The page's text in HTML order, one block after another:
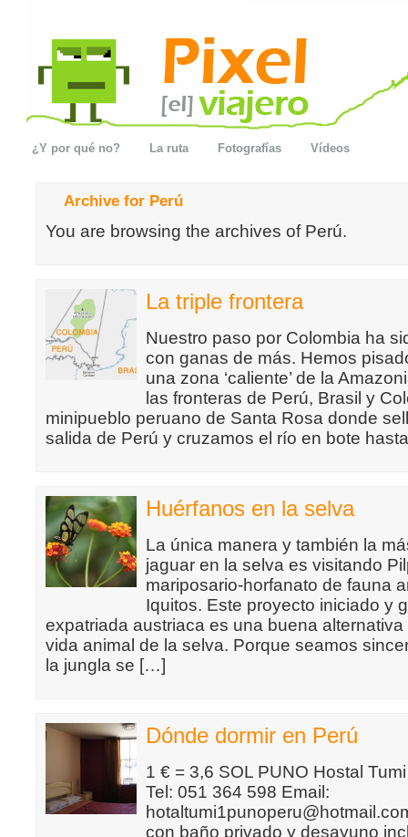
¿Y por qué no? La ruta Fotografías Vídeos
Archive for Perú
You are browsing the archives of Perú.
La triple frontera
Nuestro paso por Colombia ha
con ganas de más. Hemos
una zona ‘caliente’ de la
las fronteras de Perú, Brasil y
minipueblo peruano de Santa Rosa donde
salida de Perú y cruzamos el río en bote
Huérfanos en la selva
La única manera y también la
jaguar en la selva es visitando
mariposario-horfanato de fauna
Iquitos. Este proyecto iniciado y
expatriada austriaca es una buena
vida animal de la selva. Porque seamos
la jungla se […]
Dónde dormir en Perú
1 € = 3,6 SOL PUNO Hostal
Tel: 051 364 598 Email:
con baño privado y desayuno